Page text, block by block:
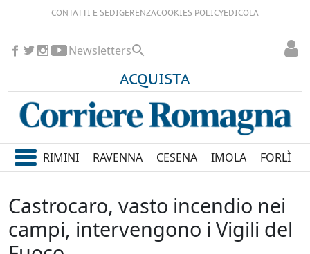
CONTATTI E SEDIGERENZACOOKIES POLICYEDICOLA
ACQUISTA
Newsletters
RIMINI RAVENNA CESENA IMOLA FORLÌ
Castrocaro, vasto incendio nei
campi, intervengono i Vigili del